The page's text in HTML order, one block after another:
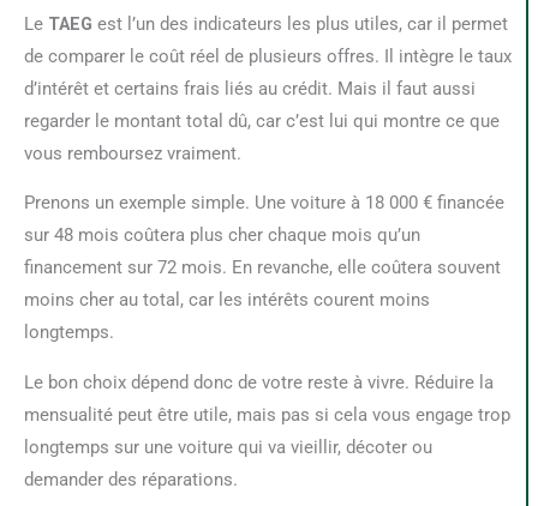
Le TAEG est l’un des indicateurs les plus utiles, car il permet
de comparer le coût réel de plusieurs offres. Il intègre le taux
d’intérêt et certains frais liés au crédit. Mais il faut aussi
regarder le montant total dû, car c’est lui qui montre ce que
vous remboursez vraiment.
Prenons un exemple simple. Une voiture à 18 000 € financée
sur 48 mois coûtera plus cher chaque mois qu’un
financement sur 72 mois. En revanche, elle coûtera souvent
moins cher au total, car les intérêts courent moins
longtemps.
Le bon choix dépend donc de votre reste à vivre. Réduire la
mensualité peut être utile, mais pas si cela vous engage trop
longtemps sur une voiture qui va vieillir, décoter ou
demander des réparations.